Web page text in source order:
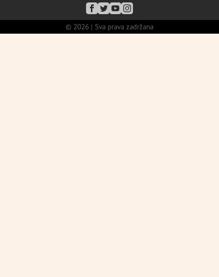
© 2026 | Sva prava zadržana